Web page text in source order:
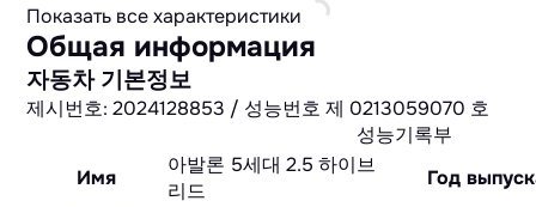
Показать все характеристики
Общая информация
자동차 기본정보
제시번호: 2024128853 / 성능번호 제 0213059070 호
성능기록부
Имя
아발론 5세대 2.5 하이브
리드
Год